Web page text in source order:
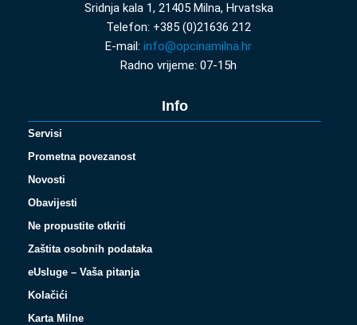
Sridnja kala 1, 21405 Milna, Hrvatska
Telefon: +385 (0)21636 212
E-mail: info@opcinamilna.hr
Radno vrijeme: 07-15h
Info
Servisi
Prometna povezanost
Novosti
Obavijesti
Ne propustite otkriti
Zaštita osobnih podataka
eUsluge – Vaša pitanja
Kolačići
Karta Milne